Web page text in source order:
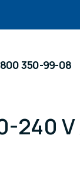
350-99-08
240 V